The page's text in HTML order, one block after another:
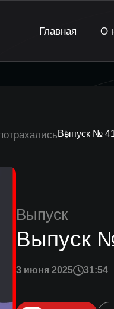
Главная О
Выпуск №
Выпуск
Выпуск
3 июня 2025 31:54